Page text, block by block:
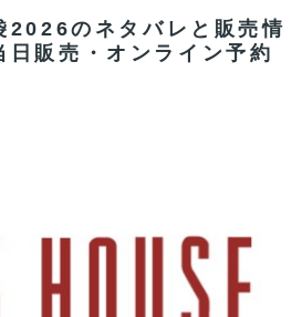
2026のネタバレと販売情
日販売・オンライン予約